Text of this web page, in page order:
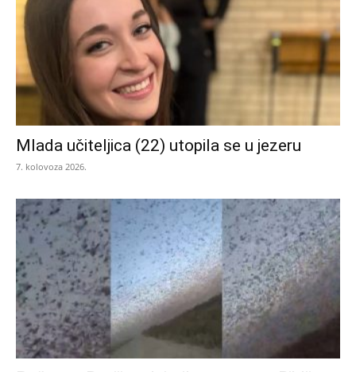
Mlada učiteljica (22) utopila se u jezeru
7. kolovoza 2026.